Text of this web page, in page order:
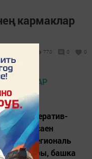
кармаклар
770 0 0
оператив-
Ел саен
региональ
башка